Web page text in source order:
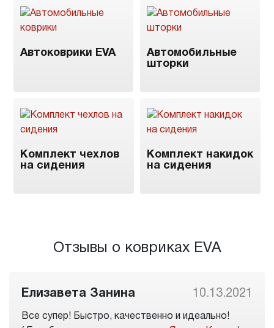
Автоковрики EVA
Автомобильные
шторки
Комплект чехлов
на сидения
Комплект накидок
на сидения
Отзывы о ковриках EVA
Елизавета Занина 10.13.2021
Все супер! Быстро, качественно и идеально!